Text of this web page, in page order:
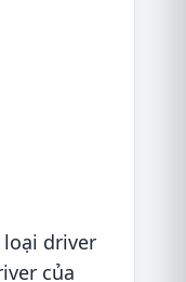
loại driver
của